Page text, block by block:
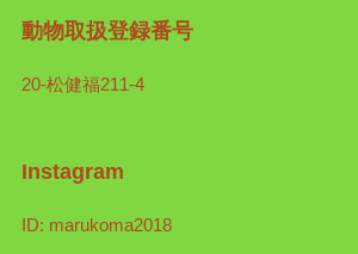
動物取扱登録番号
20-松健福211-4
Instagram
ID: marukoma2018